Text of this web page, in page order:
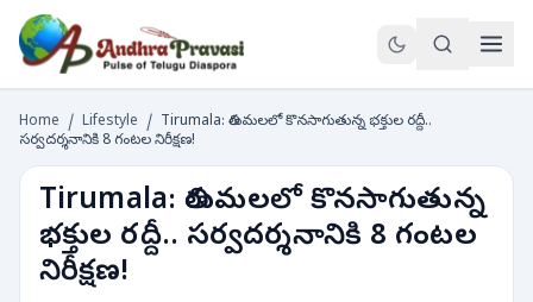
Home / Lifestyle /
Tirumala: తిరుమలలో కొనసాగుతున్న భక్తుల రద్దీ..
సర్వదర్శనానికి 8 గంటల నిరీక్షణ!
Tirumala: తిరుమలలో కొనసాగుతున్న
భక్తుల రద్దీ.. సర్వదర్శనానికి 8 గంటల
నిరీక్షణ!